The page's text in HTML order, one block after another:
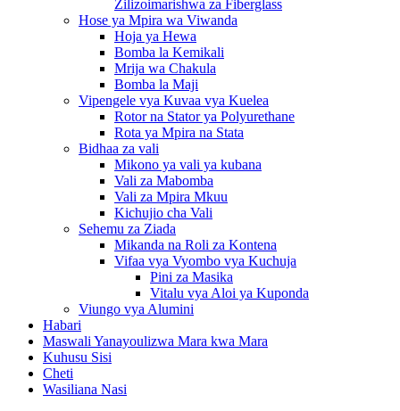
Zilizoimarishwa za Fiberglass
Hose ya Mpira wa Viwanda
Hoja ya Hewa
Bomba la Kemikali
Mrija wa Chakula
Bomba la Maji
Vipengele vya Kuvaa vya Kuelea
Rotor na Stator ya Polyurethane
Rota ya Mpira na Stata
Bidhaa za vali
Mikono ya vali ya kubana
Vali za Mabomba
Vali za Mpira Mkuu
Kichujio cha Vali
Sehemu za Ziada
Mikanda na Roli za Kontena
Vifaa vya Vyombo vya Kuchuja
Pini za Masika
Vitalu vya Aloi ya Kuponda
Viungo vya Alumini
Habari
Maswali Yanayoulizwa Mara kwa Mara
Kuhusu Sisi
Cheti
Wasiliana Nasi